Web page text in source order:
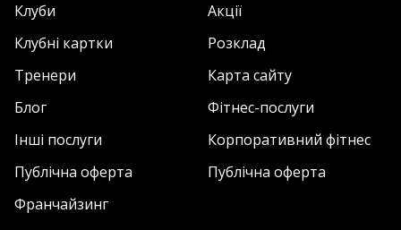
Клуби
Акції
Клубні картки
Розклад
Тренери
Карта сайту
Блог
Фітнес-послуги
Інші послуги
Корпоративний фітнес
Публічна оферта
Публічна оферта
Франчайзинг